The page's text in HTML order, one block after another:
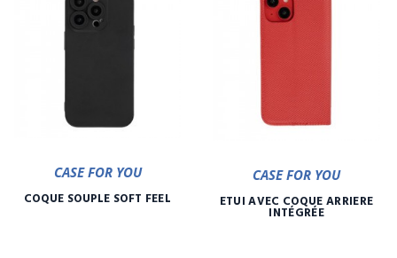
CASE FOR YOU
COQUE SOUPLE SOFT FEEL
CASE FOR YOU
ETUI AVEC COQUE ARRIÈRE
INTÉGRÉE